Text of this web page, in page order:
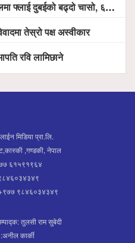
लामो प्राविधिक निरीक्षणपछि दैनिक उडानको ढोका खुल्दै
तेस्रो पक्ष अस्वीकार
रवि लामिछाने
मिडिया प्रा.लि.
,गण्डकी, नेपाल
६१५९१९६४
+९७७ ९८४६०३४३४९
तुलसी राम सुबेदी
कार्की